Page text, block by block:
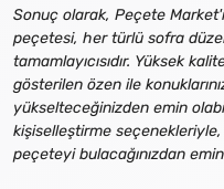
Sonuç olarak, Peçete
peçetesi, her türlü sofra
tamamlayıcısıdır. Yüksek
gösterilen özen ile
yükselteceğinizden emin
kişiselleştirme
peçeteyi bulacağınızdan